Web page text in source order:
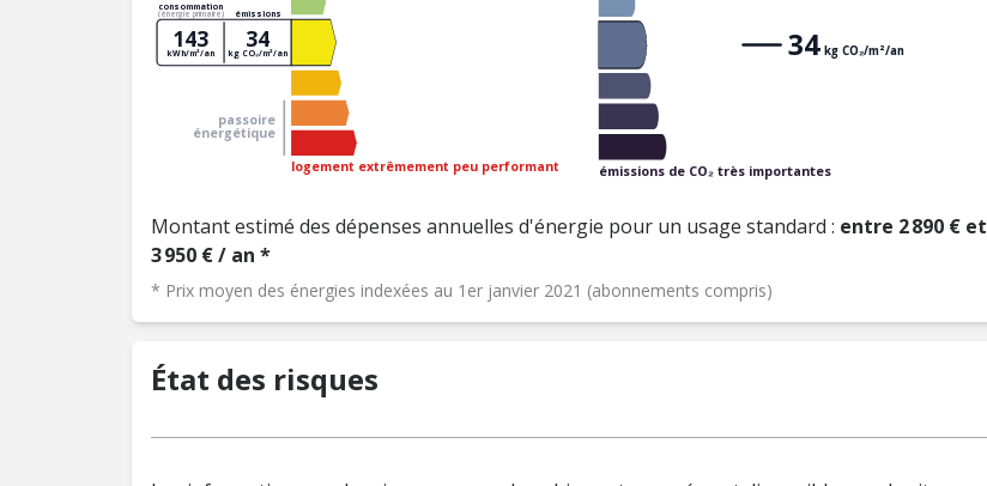
logement extrêmement peu performant
passoire
énergétique
consommation
(énergie primaire) émissions
143
kWh/m²/an
34
kg CO₂/m²/an
émissions de CO₂ très importantes
34 kg CO₂/m²/an
Montant estimé des dépenses annuelles d'énergie pour un usage standard : entre 2 890 € et
3 950 € / an *
* Prix moyen des énergies indexées au 1er janvier 2021 (abonnements compris)
État des risques